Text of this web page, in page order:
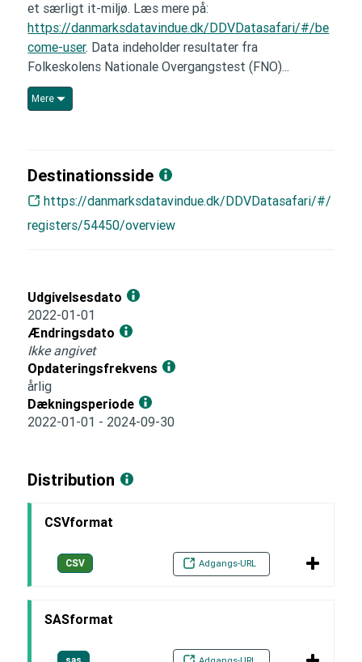
et særligt it-miljø. Læs mere på:
https://danmarksdatavindue.dk/DDVDatasafari/#/be
come-user. Data indeholder resultater fra
Folkeskolens Nationale Overgangstest (FNO)...
Mere
Destinationsside
https://danmarksdatavindue.dk/DDVDatasafari/#/
registers/54450/overview
Udgivelsesdato
2022-01-01
Ændringsdato
Ikke angivet
Opdateringsfrekvens
årlig
Dækningsperiode
2022-01-01 - 2024-09-30
Distribution
CSVformat
CSV Adgangs-URL
SASformat